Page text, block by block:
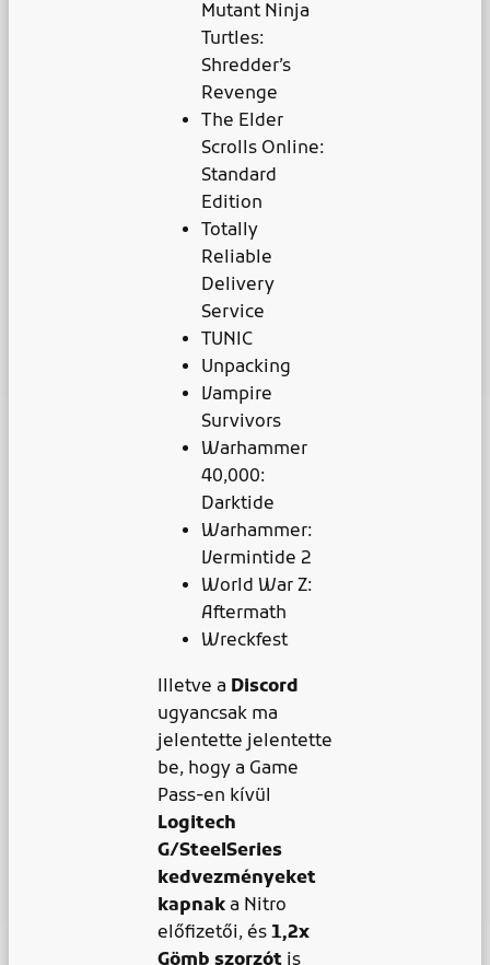
Mutant Ninja
Turtles:
Shredder’s
Revenge
The Elder
Scrolls Online:
Standard
Edition
Totally
Reliable
Delivery
Service
TUNIC
Unpacking
Vampire
Survivors
Warhammer
40,000:
Darktide
Warhammer:
Vermintide 2
World War Z:
Aftermath
Wreckfest
Illetve a Discord
ugyancsak ma
jelentette jelentette
be, hogy a Game
Pass-en kívül
Logitech
G/SteelSeries
kedvezményeket
kapnaka Nitro
előfizetői, és1,2x
Gömb szorzót is